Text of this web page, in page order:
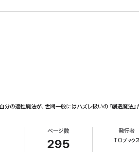
の適性魔法が、世間一般にはハズレ扱いの『創造魔法』
び屋』も暗躍を初めて――!?
ページ数
295
発行者
TOブック